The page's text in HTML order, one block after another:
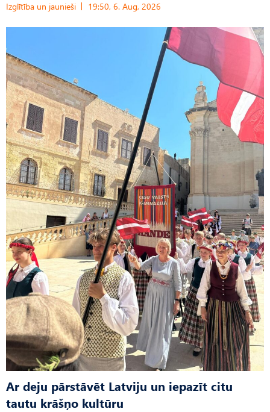
Izglītība un jaunieši 19:50, 6. Aug, 2026
Ar deju pārstāvēt Latviju un iepazīt citu
tautu krāšņo kultūru